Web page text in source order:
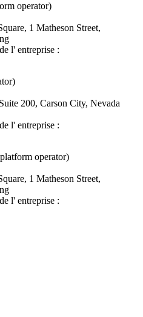
operator)
1 Matheson Street,
l' entreprise :
200, Carson City, Nevada
l' entreprise :
operator)
1 Matheson Street,
l' entreprise :